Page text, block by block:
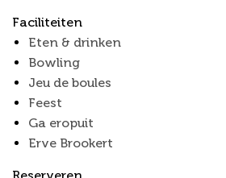
Faciliteiten
Eten & drinken
Bowling
Jeu de boules
Feest
Ga eropuit
Erve Brookert